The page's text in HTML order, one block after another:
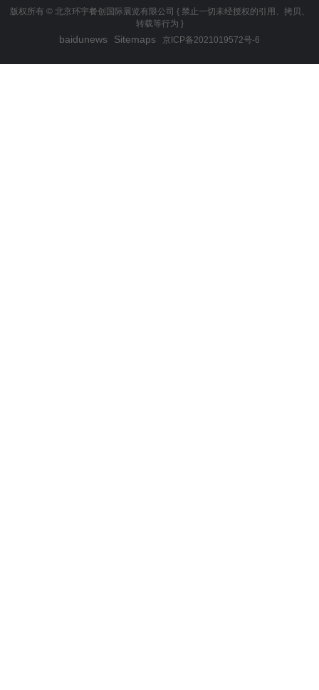
版权所有 © 北京环宇餐创国际展览有限公司 { 禁止一切未经授权的引用、拷贝、
转载等行为 }
baidunews Sitemaps 京ICP备2021019572号-6